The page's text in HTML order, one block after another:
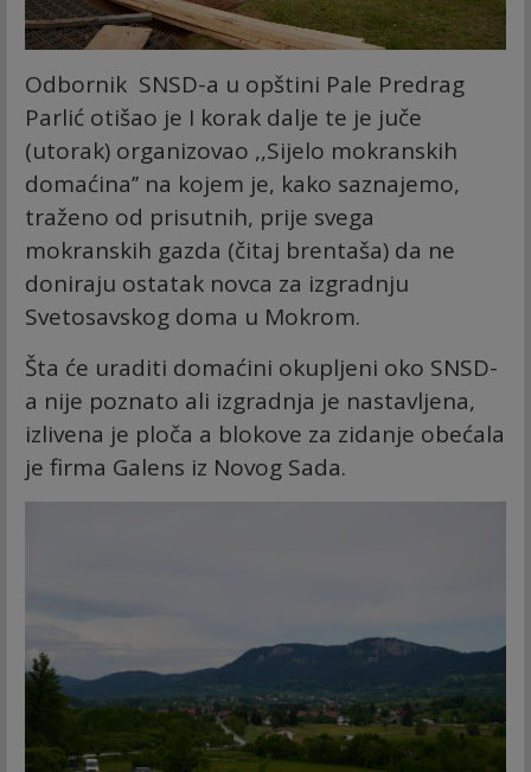
Odbornik SNSD-a u opštini Pale Predrag
Parlić otišao je I korak dalje te je juče
(utorak) organizovao ,,Sijelo mokranskih
domaćina’’ na kojem je, kako saznajemo,
traženo od prisutnih, prije svega
mokranskih gazda (čitaj brentaša) da ne
doniraju ostatak novca za izgradnju
Svetosavskog doma u Mokrom.
Šta će uraditi domaćini okupljeni oko SNSD-
a nije poznato ali izgradnja je nastavljena,
izlivena je ploča a blokove za zidanje obećala
je firma Galens iz Novog Sada.